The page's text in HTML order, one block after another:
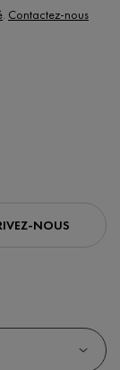
. Contactez-nous
NOUS